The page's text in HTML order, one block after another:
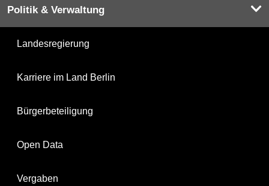
Politik & Verwaltung
Landesregierung
Karriere im Land Berlin
Bürgerbeteiligung
Open Data
Vergaben